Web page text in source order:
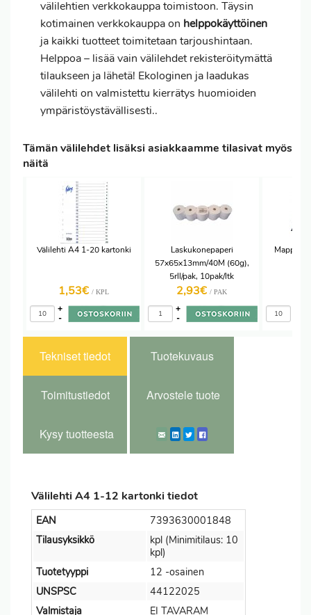
välilehtien verkkokauppa toimistoon. Täysin
kotimainen verkkokauppa on helppokäyttöinen
ja kaikki tuotteet toimitetaan tarjoushintaan.
Helppoa – lisää vain välilehdet rekisteröitymättä
tilaukseen ja lähetä! Ekologinen ja laadukas
välilehti on valmistettu kierrätys huomioiden
ympäristöystävällisesti..
Tämän välilehdet lisäksi asiakkaamme tilasivat myös
näitä
Välilehti A4 1-20 kartonki
1,53€ / KPL
-
+
Laskukonepaperi
57x65x13mm/40M (60g),
5rll/pak, 10pak/ltk
2,93€ / PAK
-
+
Mappi
Tekniset tiedot Tuotekuvaus
Toimitustiedot Arvostele tuote
Kysy tuotteesta
Välilehti A4 1-12 kartonki tiedot
EAN
7393630001848
Tilausyksikkö
kpl (Minimitilaus: 10
kpl)
Tuotetyyppi
12 -osainen
UNSPSC
44122025
Valmistaja
EI TAVARAM